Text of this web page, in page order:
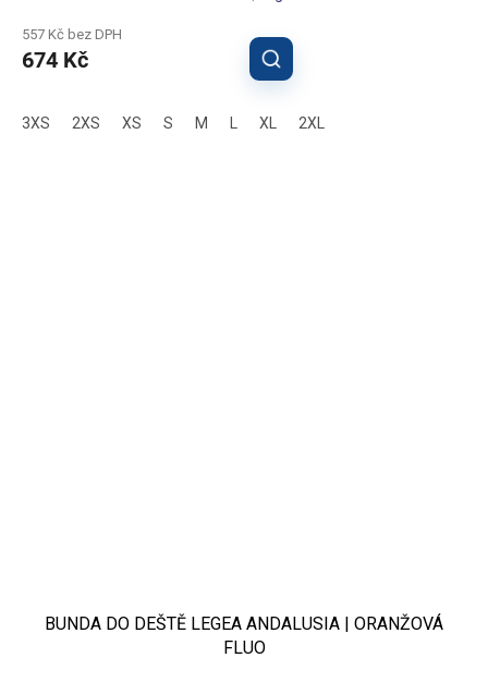
557 Kč bez DPH
674 Kč
3XS 2XS XS S M XL 2XL
BUNDA DO DEŠTĚ LEGEA ANDALUSIA | ORANŽOVÁ
FLUO